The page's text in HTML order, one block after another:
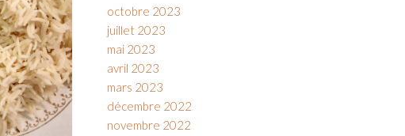
octobre 2023
juillet 2023
mai 2023
avril 2023
mars 2023
décembre 2022
novembre 2022